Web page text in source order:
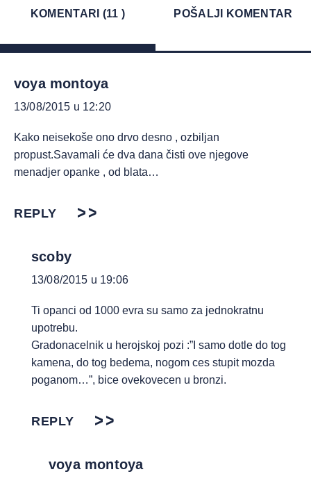
KOMENTARI (11 ) POŠALJI KOMENTAR
voya montoya
13/08/2015 u 12:20
Kako neisekoše ono drvo desno , ozbiljan
propust.Savamali će dva dana čisti ove njegove
menadjer opanke , od blata…
REPLY
scoby
13/08/2015 u 19:06
Ti opanci od 1000 evra su samo za jednokratnu
upotrebu.
Gradonacelnik u herojskoj pozi :”I samo dotle do tog
kamena, do tog bedema, nogom ces stupit mozda
poganom…”, bice ovekovecen u bronzi.
REPLY
voya montoya